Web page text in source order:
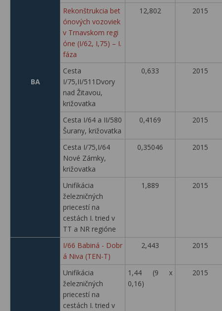
BA
Rekonštrukcia bet
ónových vozoviek
v Trnavskom regi
óne (I/62, I,75) – I.
fáza
12,802 2015
Cesta
I/75,II/511Dvory
nad Žitavou,
križovatka
0,633 2015
Cesta I/64 a II/580
Šurany, križovatka
0,4169 2015
Cesta I/75,I/64
Nové Zámky,
križovatka
0,35046 2015
Unifikácia
železničných
priecestí na
cestách I. tried v
TT a NR regióne
1,889 2015
I/66 Babiná - Dobr
á Niva (TEN-T)
2,443 2015
Unifikácia
železničných
priecestí na
cestách I. tried v
1,44 (9 x
0,16)
2015